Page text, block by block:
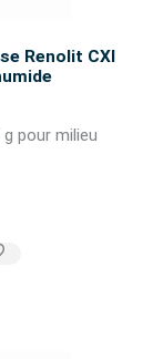
Renolit CXI
pour milieu